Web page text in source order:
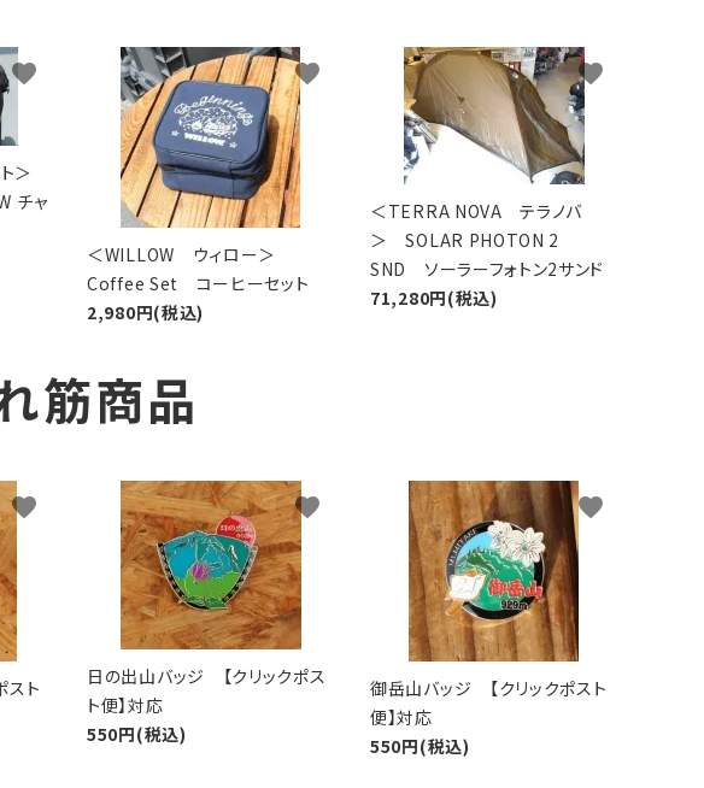
＞
チャ
favorite
＜WILLOW ウィロー＞
Coffee Set コーヒーセット
2,980円(税込)
favorite
＜TERRA NOVA テラノバ
＞ SOLAR PHOTON 2
SND ソーラーフォトン2サンド
71,280円(税込)
favorite
筋商品
スト
favorite
日の出山バッジ 【クリックポス
ト便】対応
550円(税込)
favorite
御岳山バッジ 【クリックポスト
便】対応
550円(税込)
favorite